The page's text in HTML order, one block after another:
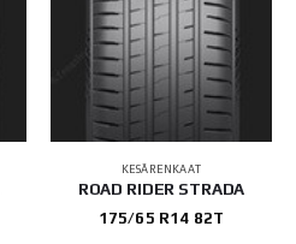
KESÄRENKAAT
ROAD RIDER STRADA
175/65 R14 82T